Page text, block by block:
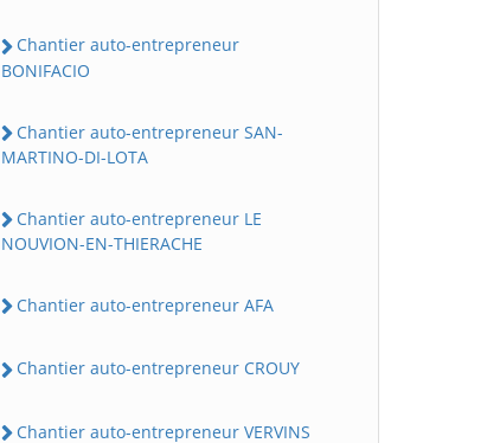
Chantier auto-entrepreneur
BONIFACIO
Chantier auto-entrepreneur SAN-
MARTINO-DI-LOTA
Chantier auto-entrepreneur LE
NOUVION-EN-THIERACHE
Chantier auto-entrepreneur AFA
Chantier auto-entrepreneur CROUY
Chantier auto-entrepreneur VERVINS